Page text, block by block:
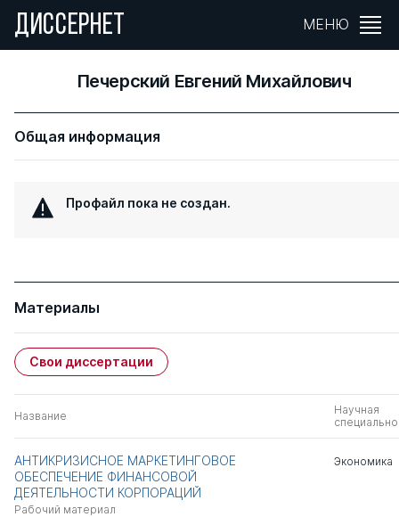
ДИССЕРНЕТ МЕНЮ
Печерский Евгений Михайлович
Общая информация
Профайл пока не создан.
Материалы
Свои диссертации
Название
Научная
АНТИКРИЗИСНОЕ МАРКЕТИНГОВОЕ
ОБЕСПЕЧЕНИЕ ФИНАНСОВОЙ
ДЕЯТЕЛЬНОСТИ КОРПОРАЦИЙ
Рабочий материал
Экономика